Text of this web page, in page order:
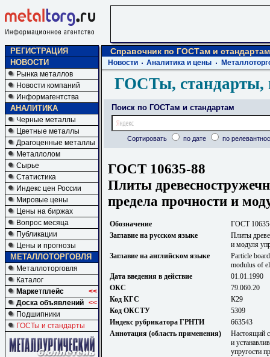
РЕГИСТРАЦИЯ
НОВОСТИ
Рынка металлов
Новости компаний
Информагентства
АНАЛИТИКА
Черные металлы
Цветные металлы
Драгоценные металлы
Металлолом
Сырье
Статистика
Индекс цен России
Мировые цены
Цены на биржах
Вопрос месяца
Публикации
Цены и прогнозы
МЕТАЛЛОТОРГОВЛЯ
Металлоторговля
Каталог
Маркетплейс
<<
Доска объявлений <<
Подшипники
ГОСТы и стандарты
Справочник по ГОСТам и стандартам
Новости Аналитика и цены
ГОСТы, стандарты,
Поиск по ГОСТам и стандартам
Сортировать по дате по
ГОСТ 10635-88
Плиты
предела прочности и
Обозначение
ГОСТ
Заглавие на русском языке
Плиты
и модуля
Заглавие на английском языке
Particle
modulus of
Дата введения в действие
01.01.1990
ОКС
79.060.20
Код КГС
К29
Код ОКСТУ
5309
Индекс рубрикатора ГРНТИ
663543
Аннотация (область применения)
Настоящий
и
упругости